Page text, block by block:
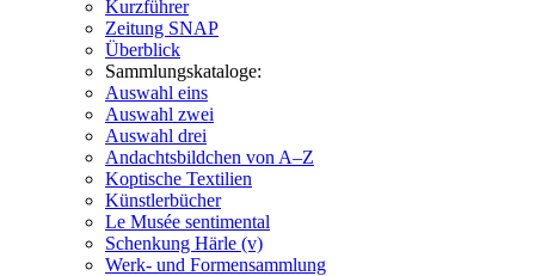
Kurzführer
Zeitung SNAP
Überblick
Sammlungskataloge:
Auswahl eins
Auswahl zwei
Auswahl drei
Andachtsbildchen von A–Z
Koptische Textilien
Künstlerbücher
Le Musée sentimental
Schenkung Härle (v)
Werk- und Formensammlung